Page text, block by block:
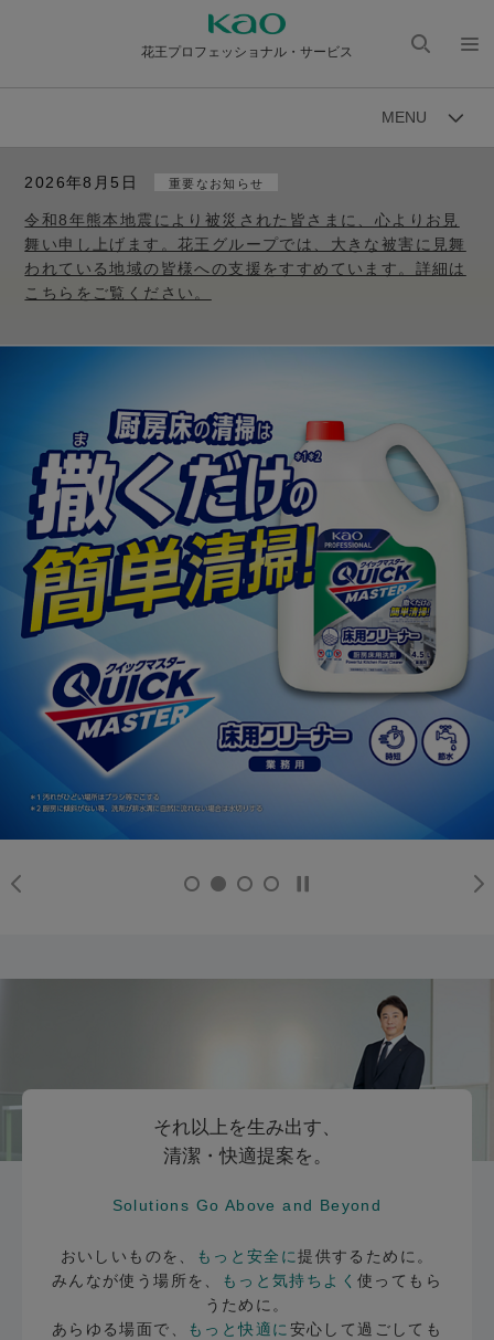
花王プロフェッショナル・サービス
く
MENU
2026年8月5日 重要なお知らせ
令和8年熊本地震により被災された皆さまに、心よりお見
舞い申し上げます。花王グループでは、大きな被害に見舞
われている地域の皆様への支援をすすめています。詳細は
こちらをご覧ください。
それ以上を生み出す、
清潔・快適提案を。
Solutions Go Above and Beyond
おいしいものを、 もっと安全に提供するために。
みんなが使う場所を、
もっと気持ちよく使ってもら
うために。
あらゆる場面で、
もっと快適に安心して過ごしても